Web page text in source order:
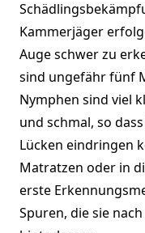
Kammerjäger
Auge schwer zu
sind ungefähr fünf
Nymphen sind viel
und schmal, so
Lücken eindringen
Matratzen oder in
erste
Spuren, die sie